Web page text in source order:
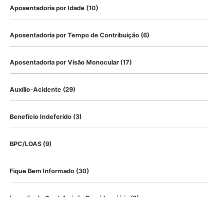
Aposentadoria por Idade (10)
Aposentadoria por Tempo de Contribuição (6)
Aposentadoria por Visão Monocular (17)
Auxílio-Acidente (29)
Benefício Indeferido (3)
BPC/LOAS (9)
Fique Bem Informado (30)